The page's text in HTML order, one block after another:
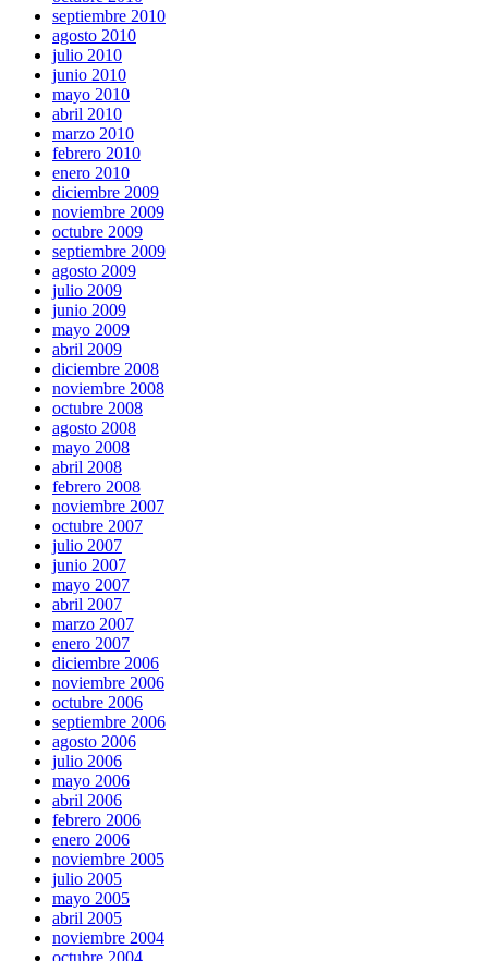
septiembre 2010
agosto 2010
julio 2010
junio 2010
mayo 2010
abril 2010
marzo 2010
febrero 2010
enero 2010
diciembre 2009
noviembre 2009
octubre 2009
septiembre 2009
agosto 2009
julio 2009
junio 2009
mayo 2009
abril 2009
diciembre 2008
noviembre 2008
octubre 2008
agosto 2008
mayo 2008
abril 2008
febrero 2008
noviembre 2007
octubre 2007
julio 2007
junio 2007
mayo 2007
abril 2007
marzo 2007
enero 2007
diciembre 2006
noviembre 2006
octubre 2006
septiembre 2006
agosto 2006
julio 2006
mayo 2006
abril 2006
febrero 2006
enero 2006
noviembre 2005
julio 2005
mayo 2005
abril 2005
noviembre 2004